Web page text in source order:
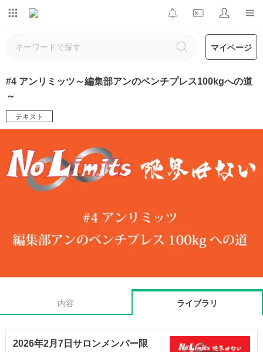
マイページ
#4 アンリミッツ～編集部アンのベンチプレス100kgへの道
～
テキスト
内容 ライブラリ
2026年2月7日サロンメンバー限